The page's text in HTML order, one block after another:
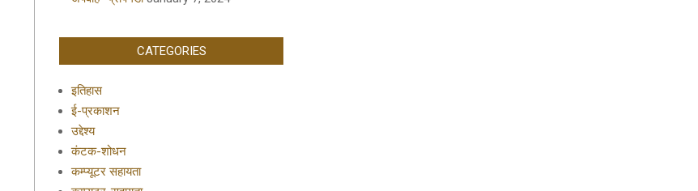
CATEGORIES
इतिहास
ई-प्रकाशन
उद्देश्य
कंटक-शोधन
कम्प्यूटर सहायता